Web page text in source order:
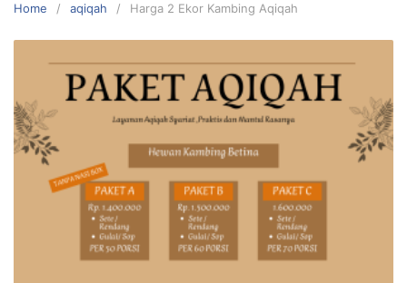
Home aqiqah Harga 2 Ekor Kambing Aqiqah